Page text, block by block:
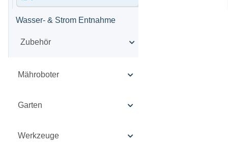
Wasser- & Strom Entnahme
Zubehör
Mähroboter
Garten
Werkzeuge